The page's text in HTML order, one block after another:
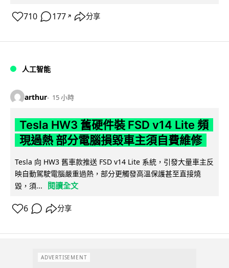
710 177 ↗ 分享
人工智能
arthur 15 小時
Tesla HW3 舊硬件裝 FSD v14 Lite 頻
現過熱 部分電腦損毀車主須自費維修
Tesla 向 HW3 舊車款推送 FSD v14 Lite 系統，引發大量車主反
映自動駕駛電腦嚴重過熱，部分更觸發高溫保護甚至直接燒
毀，須...
閱讀全文
6 分享
ADVERTISEMENT